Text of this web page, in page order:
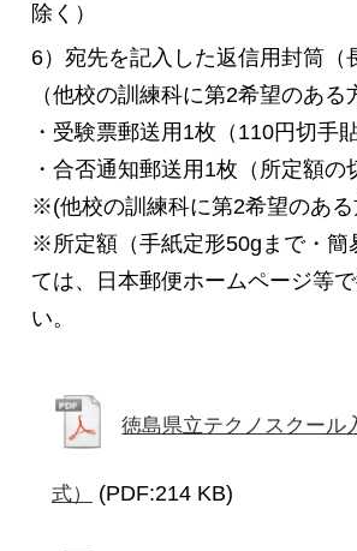
除く）
6）宛先を記入した返信用封筒（
（他校の訓練科に第2希望のある
・受験票郵送用1枚（110円切手貼
・合否通知郵送用1枚（所定額の
※(他校の訓練科に第2希望のある
※所定額（手紙定形50gまで・簡
ては、日本郵便ホームページ等
い。
徳島県立テクノスクール
式） (PDF:214 KB)